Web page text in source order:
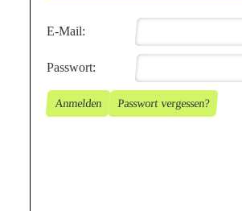
E-Mail:
Passwort:
Anmelden Passwort vergessen?